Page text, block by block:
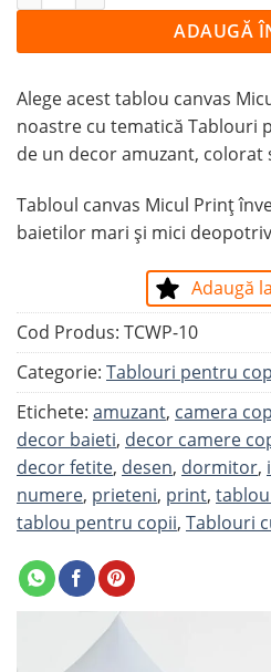
ADAUGĂ
Alege acest tablou canvas
noastre cu tematică Tablouri
de un decor amuzant, colorat
Tabloul canvas Micul Prinț
baietilor mari și mici
Adaugă
Cod Produs: TCWP-10
Categorie: Tablouri pentru
Etichete: amuzant, camera
decor baieti, decor camere
decor fetite, desen, dormitor,
numere, prieteni, print,
tablou pentru copii, Tablouri